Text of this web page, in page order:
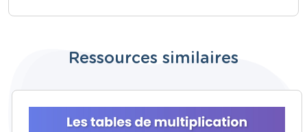
Ressources similaires